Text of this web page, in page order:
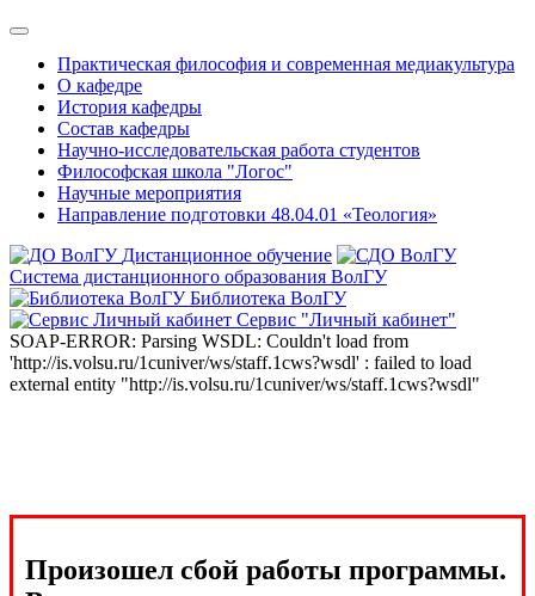
Практическая философия и современная медиакультура
О кафедре
История кафедры
Состав кафедры
Научно-исследовательская работа студентов
Философская школа "Логос"
Научные мероприятия
Направление подготовки 48.04.01 «Теология»
Дистанционное обучение
Система дистанционного образования ВолГУ
Библиотека ВолГУ
Сервис "Личный кабинет"
SOAP-ERROR: Parsing WSDL: Couldn't load from
'http://is.volsu.ru/1cuniver/ws/staff.1cws?wsdl' : failed to load
external entity "http://is.volsu.ru/1cuniver/ws/staff.1cws?wsdl"
Произошел сбой работы программы.